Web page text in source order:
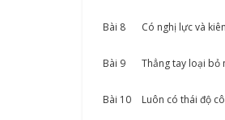
Bài 8 Có nghị lực và
Bài 9 Thẳng tay loại bỏ
Bài 10 Luôn có thái độ